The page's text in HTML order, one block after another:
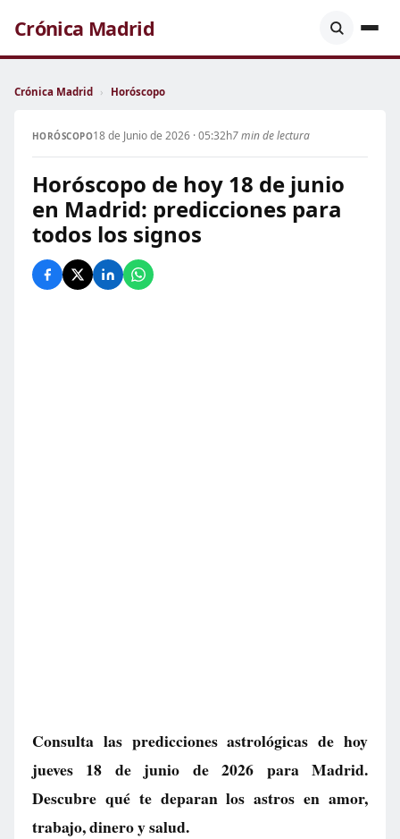
Crónica Madrid
Crónica Madrid › Horóscopo
HORÓSCOPO18 de Junio de 2026 · 05:32h7 min de lectura
Horóscopo de hoy 18 de junio
en Madrid: predicciones para
todos los signos
Consulta las predicciones astrológicas de hoy
jueves 18 de junio de 2026 para Madrid.
Descubre qué te deparan los astros en amor,
trabajo, dinero y salud.